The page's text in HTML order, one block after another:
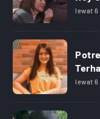
lewat 6
lewat 6